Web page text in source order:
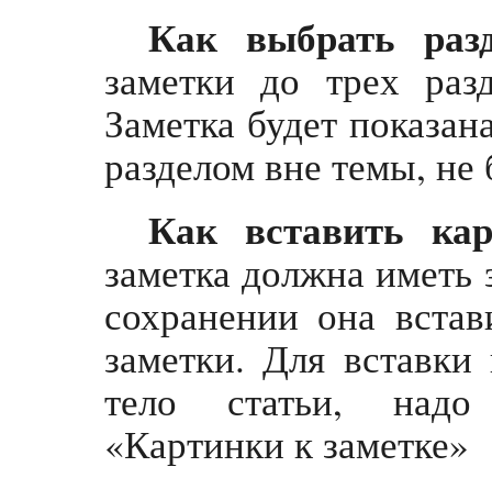
Как выбрать
заметки до трех
Заметка будет
разделом вне темы, не
Как вставить
заметка должна
сохранении она
заметки. Для
тело статьи, надо
«Картинки к заметке»